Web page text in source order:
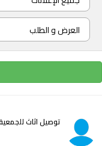
توصيل اثاث للجمعية